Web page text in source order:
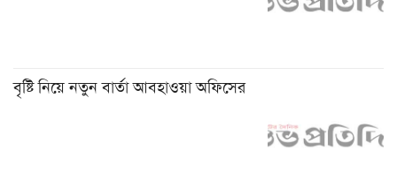
বৃষ্টি নিয়ে নতুন বার্তা আবহাওয়া অফিসের